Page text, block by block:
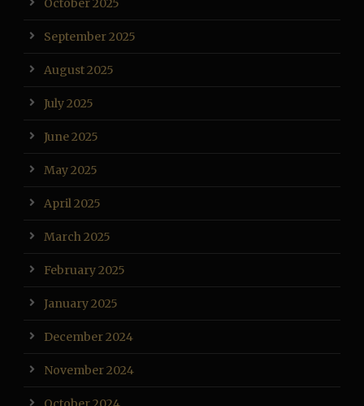
October 2025
September 2025
August 2025
July 2025
June 2025
May 2025
April 2025
March 2025
February 2025
January 2025
December 2024
November 2024